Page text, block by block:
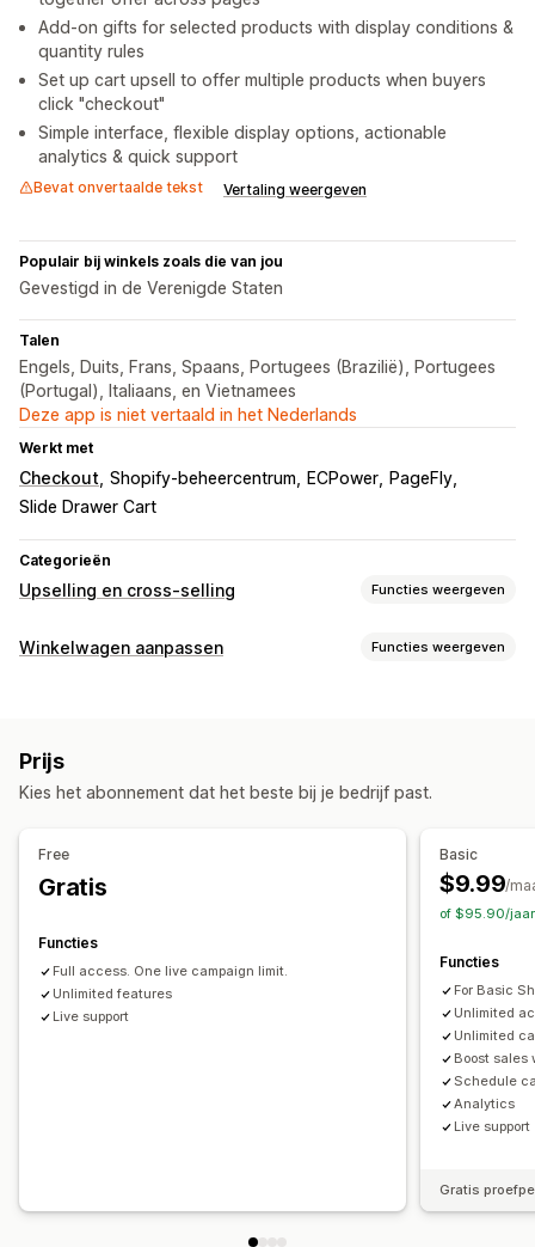
Add-on gifts for selected products with display conditions &
quantity rules
Set up cart upsell to offer multiple products when buyers
click "checkout"
Simple interface, flexible display options, actionable
analytics & quick support
Bevat onvertaalde tekst Vertaling weergeven
Populair bij winkels zoals die van jou
Gevestigd in de Verenigde Staten
Talen
Engels, Duits, Frans, Spaans, Portugees (Brazilië), Portugees
(Portugal), Italiaans, en Vietnamees
Deze app is niet vertaald in het Nederlands
Werkt met
Checkout Shopify-beheercentrum ECPower
PageFly
Slide Drawer Cart
Categorieën
Upselling en cross-selling Functies weergeven
Aanpassing
Meerdere talen
Gratis artikelen
Add-ons voor producten
Analytics
Doorklikpercentages
Conversiepercentages
Funnelprestaties
Winkelwagen aanpassen Functies weergeven
Mobiel responsief
Checkout-aanpassing
Meerdere talen
Prijs
Kies het abonnement dat het beste bij je bedrijf past.
Free
Gratis
Functies
Full access. One live campaign limit.
Unlimited features
Live support
Basic
$9.99/
of $95.90/
Functies
For Basic
Unlimited
Unlimited
Boost sales
Schedule
Analytics
Live support
Gratis